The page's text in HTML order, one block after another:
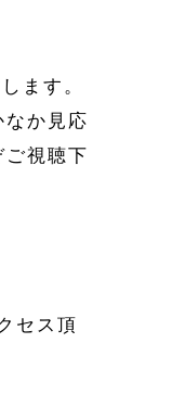
ます。
か見応
視聴下
セス頂